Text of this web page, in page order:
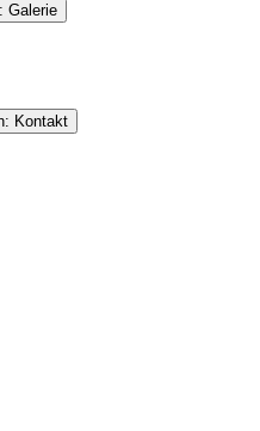
Galerie
Kontakt